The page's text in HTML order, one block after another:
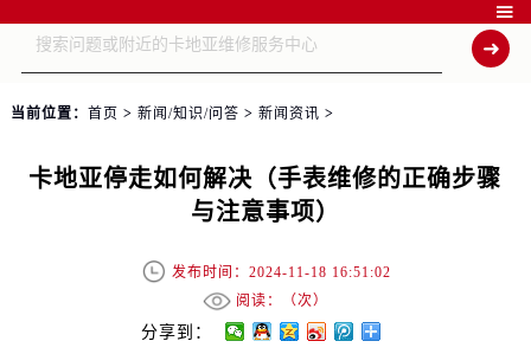

当前位置： 首页 > 新闻/知识/问答 > 新闻资讯 >
卡地亚停走如何解决（手表维修的正确步骤
与注意事项）
发布时间：2024-11-18 16:51:02
阅读：（次）
分享到：